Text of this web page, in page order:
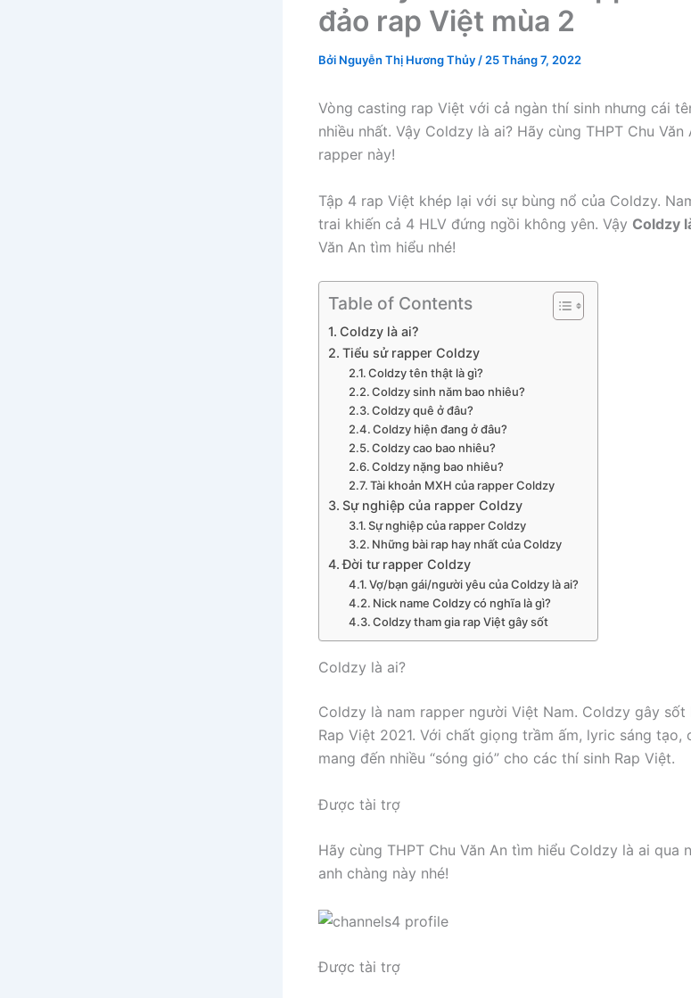
đảo rap Việt mùa 2
Bởi Nguyễn Thị Hương Thủy / 25 Tháng 7, 2022
Vòng casting rap Việt với cả ngàn thí sinh nhưng cái
nhiều nhất. Vậy Coldzy là ai? Hãy cùng THPT Chu
rapper này!
Tập 4 rap Việt khép lại với sự bùng nổ của Coldzy.
trai khiến cả 4 HLV đứng ngồi không yên. Vậy Coldzy
Văn An tìm hiểu nhé!
Table of Contents
Coldzy là ai?
Tiểu sử rapper Coldzy
Coldzy tên thật là gì?
Coldzy sinh năm bao nhiêu?
Coldzy quê ở đâu?
Coldzy hiện đang ở đâu?
Coldzy cao bao nhiêu?
Coldzy nặng bao nhiêu?
Tài khoản MXH của rapper Coldzy
Sự nghiệp của rapper Coldzy
Sự nghiệp của rapper Coldzy
Những bài rap hay nhất của Coldzy
Đời tư rapper Coldzy
Vợ/bạn gái/người yêu của Coldzy là ai?
Nick name Coldzy có nghĩa là gì?
Coldzy tham gia rap Việt gây sốt
Coldzy là ai?
Coldzy là nam rapper người Việt Nam. Coldzy gây
Rap Việt 2021. Với chất giọng trầm ấm, lyric sáng tạo,
mang đến nhiều “sóng gió” cho các thí sinh Rap Việt.
Được tài trợ
Hãy cùng THPT Chu Văn An tìm hiểu Coldzy là ai qua
anh chàng này nhé!
Được tài trợ